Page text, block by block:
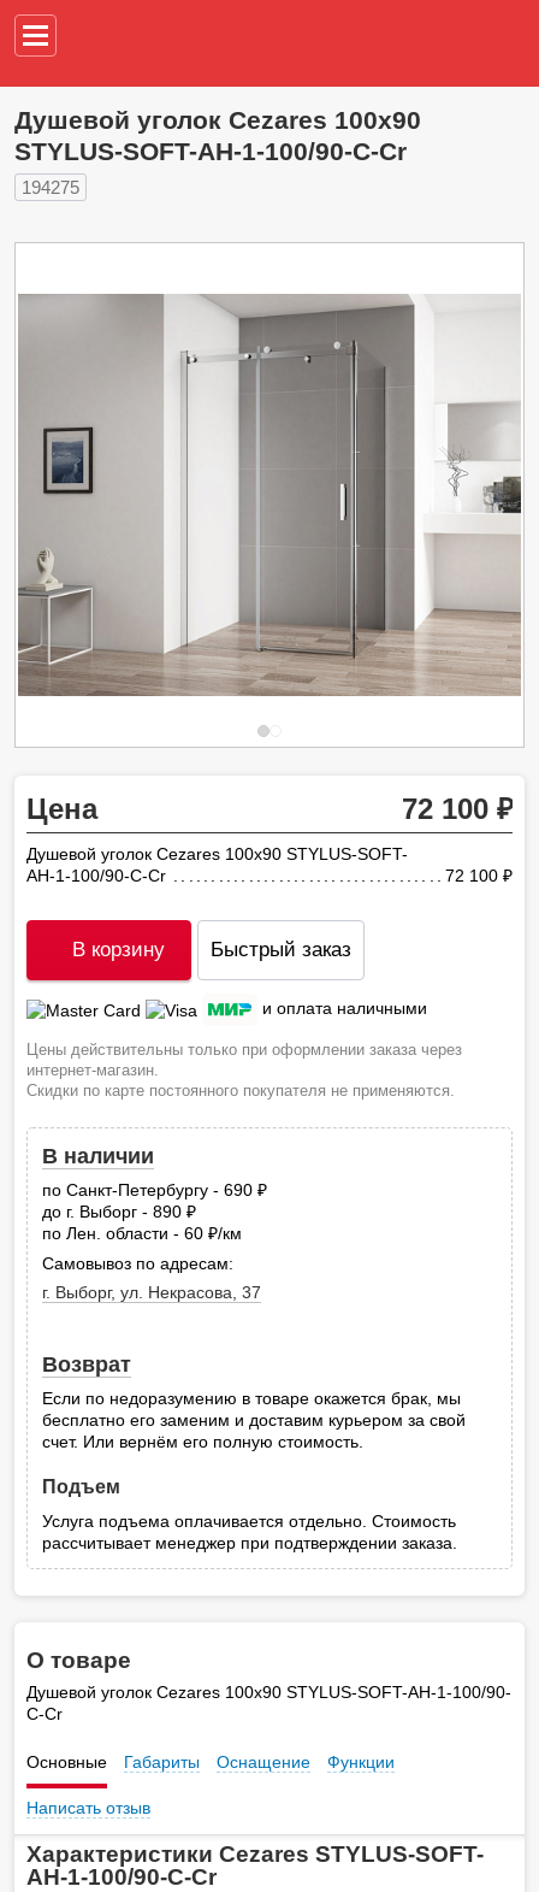
Душевой уголок Cezares 100х90
STYLUS-SOFT-AH-1-100/90-C-Cr
194275
Цена 72 100
Душевой уголок Cezares 100х90 STYLUS-SOFT-
AH-1-100/90-C-Cr
72 100
В корзину Быстрый заказ
и оплата наличными
Цены действительны только при оформлении заказа через
интернет-магазин.
Скидки по карте постоянного покупателя не применяются.
В наличии
по Санкт-Петербургу - 690
до г. Выборг - 890
по Лен. области - 60
руб.
/км
Самовывоз по адресам:
г. Выборг, ул. Некрасова, 37
Возврат
Если по недоразумению в товаре окажется брак, мы
бесплатно его заменим и доставим курьером за свой
счет. Или вернём его полную стоимость.
Подъем
Услуга подъема оплачивается отдельно. Стоимость
рассчитывает менеджер при подтверждении заказа.
О товаре
Душевой уголок Cezares 100х90 STYLUS-SOFT-AH-1-100/90-
C-Cr
Основные Габариты Оснащение Функции
Написать отзыв
Характеристики Cezares STYLUS-SOFT-
AH-1-100/90-C-Cr